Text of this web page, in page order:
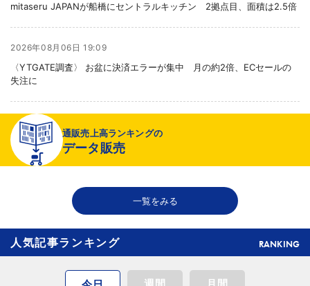
mitaseru JAPANが船橋にセントラルキッチン 2拠点目、面積は2.5倍
2026年08月06日 19:09
〈YTGATE調査〉 お盆に決済エラーが集中 月の約2倍、ECセールの
失注に
2026年08月06日 19:01
〈注目企業のEC戦略〉 イズミセが豊富な品揃えで差別化、酒類ECでモ
ール軸に50店展開
2026年08月06日 18:50
THE RICHが149の温浴施設で広告、都内29店舗で製品導入
通販売上高ランキングの
データ販売
一覧をみる
人気記事ランキング RANKING